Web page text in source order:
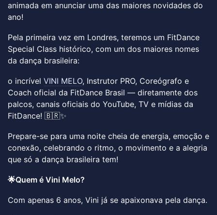
animada em anunciar uma das maiores novidades do
ano!
Pela primeira vez em Londres, teremos um FitDance
Special Class histórico, com um dos maiores nomes
da dança brasileira:
o incrível VINI MELO, Instrutor PRO, Coreógrafo e
Coach oficial da FitDance Brasil — diretamente dos
palcos, canais oficiais do YouTube, TV e mídias da
FitDance! 🇧🇷✨
Prepare-se para uma noite cheia de energia, emoção e
conexão, celebrando o ritmo, o movimento e a alegria
que só a dança brasileira tem!
🌟Quem é Vini Melo?
Com apenas 6 anos, Vini já se apaixonava pela dança.